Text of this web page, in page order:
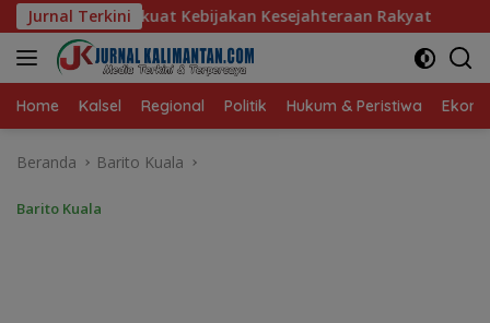
Langsung
ke
konten
Jurnal Terkini
Kesejahteraan Rakyat Baru 10 Persen, Aktivasi
Home Kalsel Regional Politik Hukum & Peristiwa
Beranda Barito Kuala
Barito Kuala